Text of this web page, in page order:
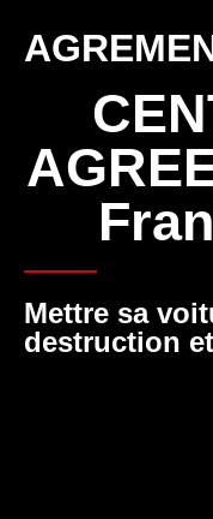
Mettre sa
destruction